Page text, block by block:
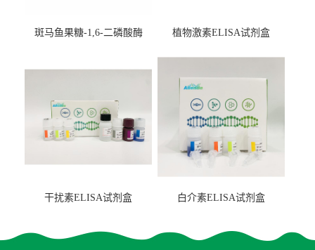
斑马鱼果糖-1,6-二磷酸酶
盒
植物激素ELISA试剂盒
干扰素ELISA试剂盒 白介素ELISA试剂盒